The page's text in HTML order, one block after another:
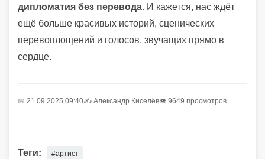
дипломатия без перевода. И кажется, нас ждёт
ещё больше красивых историй, сценических
перевоплощений и голосов, звучащих прямо в
сердце.
📅 21.09.2025 09:40✍️ Александр Киселёв👁 9649 просмотров
Теги: #артист